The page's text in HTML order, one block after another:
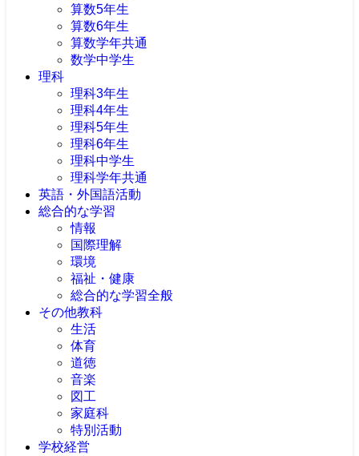
算数5年生
算数6年生
算数学年共通
数学中学生
理科
理科3年生
理科4年生
理科5年生
理科6年生
理科中学生
理科学年共通
英語・外国語活動
総合的な学習
情報
国際理解
環境
福祉・健康
総合的な学習全般
その他教科
生活
体育
道徳
音楽
図工
家庭科
特別活動
学校経営